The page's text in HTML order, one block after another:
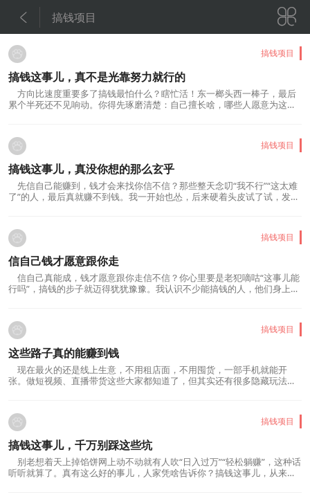
 搞钱项目 
搞钱项目
搞钱这事儿，真不是光靠努力就行的
方向比速度重要多了搞钱最怕什么？瞎忙活！东一榔头西一棒子，最后
累个半死还不见响动。你得先琢磨清楚：自己擅长啥，哪些人愿意为这事
着呢，一眼就能看出你是真懂行还是瞎忽悠。写东西...
搞钱项目
搞钱这事儿，真没你想的那么玄乎
先信自己能赚到，钱才会来找你信不信？那些整天念叨“我不行”“这太难
了”的人，最后真就赚不到钱。我一开始也怂，后来硬着头皮试了试，发现
己，钱才会信你。别一上来就砸钱，小步试错最...
搞钱项目
信自己钱才愿意跟你走​
信自己真能成，钱才愿意跟你走信不信？你心里要是老犯嘀咕“这事儿能
行吗”，搞钱的步子就迈得犹犹豫豫。我认识不少能搞钱的人，他们身上那
摸着石头过河，但只要你信自己能蹚出路，...
搞钱项目
这些路子真的能赚到钱
现在最火的还是线上生意，不用租店面，不用囤货，一部手机就能开
张。做短视频、直播带货这些大家都知道了，但其实还有很多隐藏玩法。
差。线上教育也是个香饽饽，现在人越来越愿意为知识买...
搞钱项目
搞钱这事儿，千万别踩这些坑
别老想着天上掉馅饼网上动不动就有人吹“日入过万”“轻松躺赚”，这种话
听听就算了。真有这么好的事儿，人家凭啥告诉你？搞钱这事儿，从来都